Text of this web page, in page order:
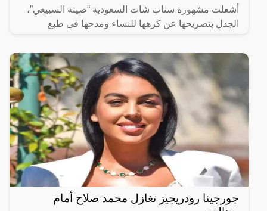
أشعلت مشهورة سناب شات السعودية “صيتة السبيعي”،
الجدل بتصريحها عن كرهها للنساء ومدحها في طبع
جورجينا رودريجيز تغازل محمد صلاح أمام